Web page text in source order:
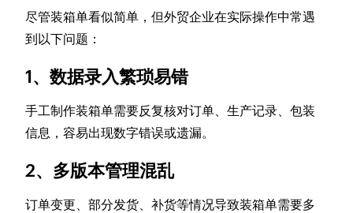
尽管装箱单看似简单，但外贸企业在实际操作中常遇
到以下问题：
1、数据录入繁琐易错
手工制作装箱单需要反复核对订单、生产记录、包装
信息，容易出现数字错误或遗漏。
2、多版本管理混乱
订单变更、部分发货、补货等情况导致装箱单需要多